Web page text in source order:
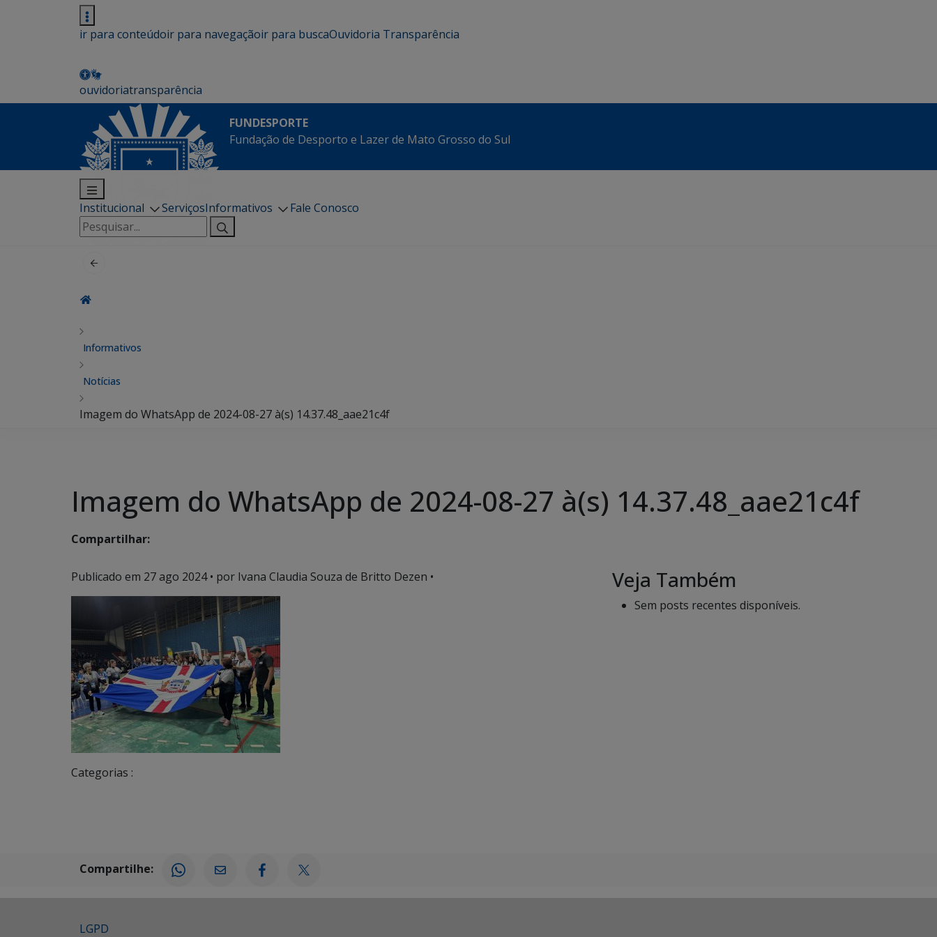
ir para conteúdoir para navegaçãoir para buscaOuvidoria Transparência
ouvidoriatransparência
FUNDESPORTE
Fundação de Desporto e Lazer de Mato Grosso do Sul
Institucional ServiçosInformativos
Fale Conosco
Pesquisar
por:
Informativos
Notícias
Imagem do WhatsApp de 2024-08-27 à(s) 14.37.48_aae21c4f
Imagem do WhatsApp de 2024-08-27 à(s) 14.37.48_aae21c4f
Compartilhar:
Publicado em 27 ago 2024• por Ivana Claudia Souza de Britto Dezen •
Categorias :
Veja Também
Sem posts recentes disponíveis.
Compartilhe:
LGPD